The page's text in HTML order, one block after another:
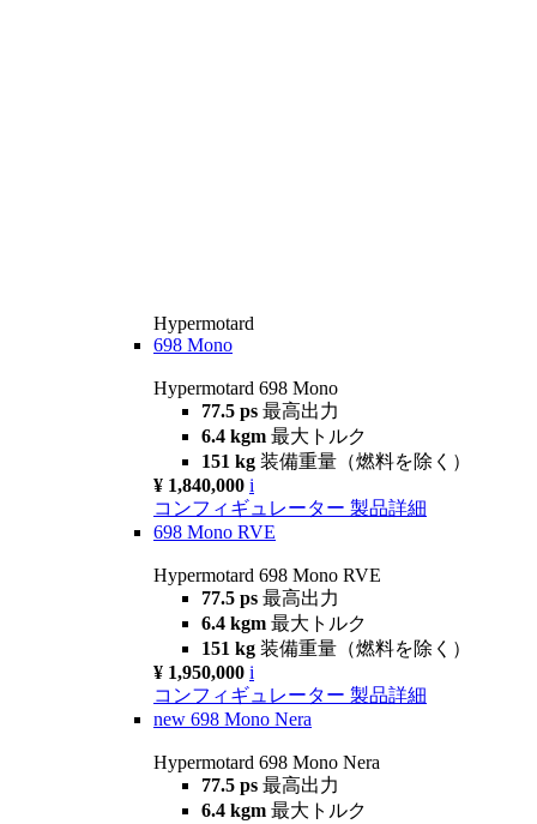
Hypermotard
698 Mono
Hypermotard 698 Mono
77.5 ps 最高出力
6.4 kgm 最大トルク
151 kg 装備重量（燃料を除く）
¥ 1,840,000 i
コンフィギュレーター 製品詳細
698 Mono RVE
Hypermotard 698 Mono RVE
77.5 ps 最高出力
6.4 kgm 最大トルク
151 kg 装備重量（燃料を除く）
¥ 1,950,000 i
コンフィギュレーター 製品詳細
new 698 Mono Nera
Hypermotard 698 Mono Nera
77.5 ps 最高出力
6.4 kgm 最大トルク